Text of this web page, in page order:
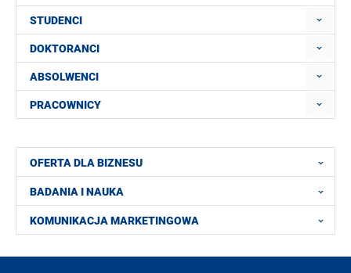
STUDENCI
DOKTORANCI
ABSOLWENCI
PRACOWNICY
OFERTA DLA BIZNESU
BADANIA I NAUKA
KOMUNIKACJA MARKETINGOWA